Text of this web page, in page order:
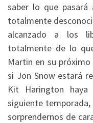
saber lo que pasará
totalmente
alcanzado a los
totalmente de lo
Martin en su
si Jon Snow estará
Kit Harington
siguiente
sorprendernos de